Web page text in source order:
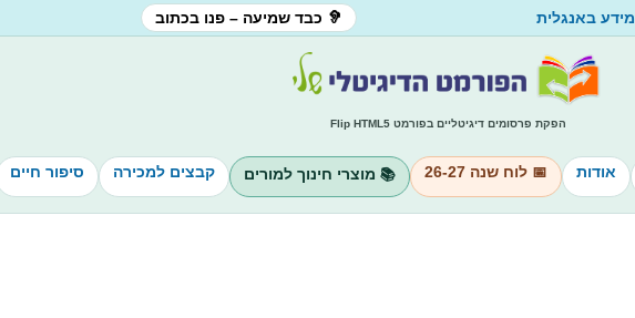
מידע באנגלית 🦻 כבד שמיעה – פנו בכתוב
הפקת פרסומים דיגיטליים בפורמט Flip HTML5
אודות 📅 לוח שנה 26-27 📚 מוצרי חינוך למורים קבצים למכירה סיפור חיים